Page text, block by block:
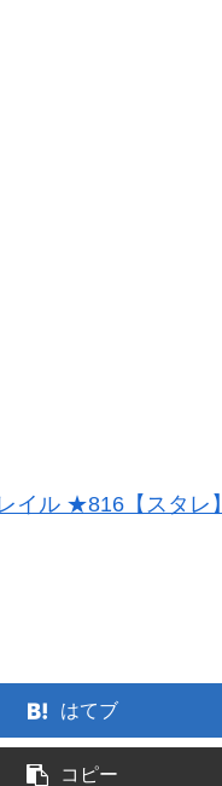
イル ★816【スタレ】
はてブ
コピー